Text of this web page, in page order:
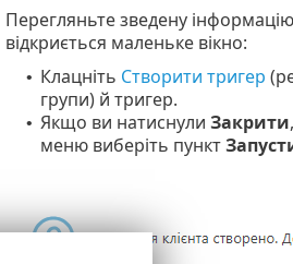
Перегляньте зведену
відкриється маленьке вікно:
• Клацніть Створити тригер
групи) й тригер.
• Якщо ви натиснули Закрити
меню виберіть пункт